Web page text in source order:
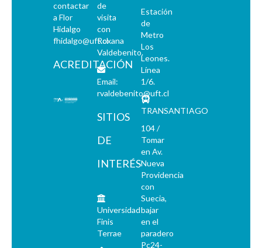
contactar
a Flor
Hidalgo
fhidalgo@uft.cl
ACREDITACIÓN
de
visita
con
Roxana
Valdebenito.
Email:
rvaldebenito@uft.cl
SITIOS
DE
INTERÉS
Universidad
Finis
Terrae
Estación
de
Metro
Los
Leones.
Línea
1/6.
TRANSANTIAGO
104 /
Tomar
en Av.
Nueva
Providencia
con
Suecia,
bajar
en el
paradero
Pc24-